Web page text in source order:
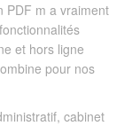
PDF m a vraiment
et hors ligne
pour nos
cabinet